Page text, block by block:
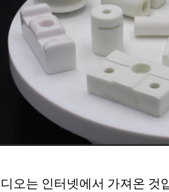
오는 인터넷에서 가져온 것